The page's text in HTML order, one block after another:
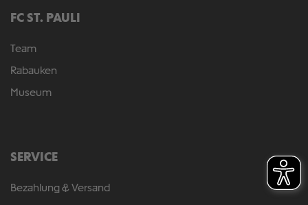
FC ST. PAULI
Team
Rabauken
Museum
SERVICE
Bezahlung & Versand